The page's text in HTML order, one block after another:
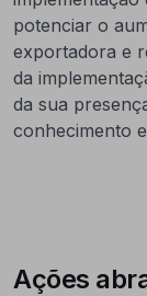
potenciar o
exportadora e
da
da sua
conhecimento
Ações